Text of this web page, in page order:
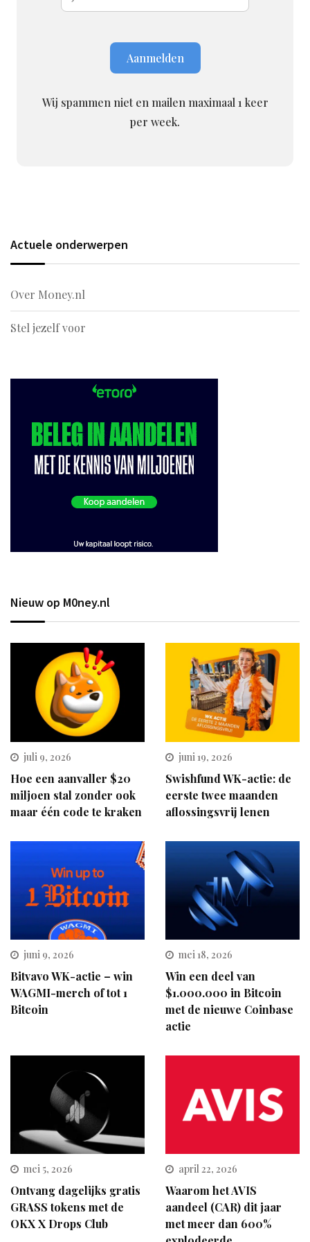
Wij spammen niet en mailen maximaal 1 keer
per week.
Actuele onderwerpen
Over M0ney.nl
Stel jezelf voor
Nieuw op M0ney.nl
juli 9, 2026
Hoe een aanvaller $20
miljoen stal zonder ook
maar één code te kraken
juni 19, 2026
Swishfund WK-actie: de
eerste twee maanden
aflossingsvrij lenen
juni 9, 2026
Bitvavo WK-actie – win
WAGMI-merch of tot 1
Bitcoin
mei 18, 2026
Win een deel van
$1.000.000 in Bitcoin
met de nieuwe Coinbase
actie
mei 5, 2026
Ontvang dagelijks gratis
GRASS tokens met de
OKX X Drops Club
april 22, 2026
Waarom het AVIS
aandeel (CAR) dit jaar
met meer dan 600%